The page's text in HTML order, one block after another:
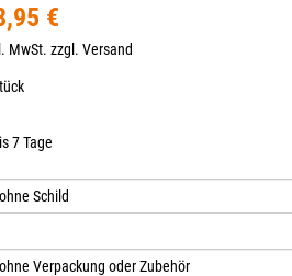
€
MwSt. zzgl.Versand
7 Tage